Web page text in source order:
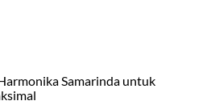
Samarinda untuk